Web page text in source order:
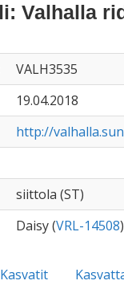
Valhalla
VALH3535
19.04.2018
http://
siittola (ST)
Daisy (VRL-14508)
Kasvatit